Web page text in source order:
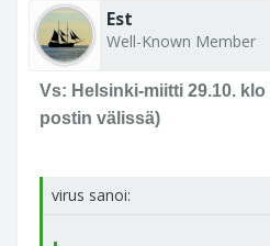
- E
Est
Well-Known Member
Vs: Helsinki-miitti 29.10.
postin välissä)
virus sanoi: